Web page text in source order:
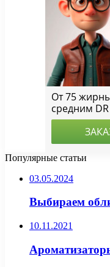
Популярные статьи
03.05.2024
Выбираем
10.11.2021